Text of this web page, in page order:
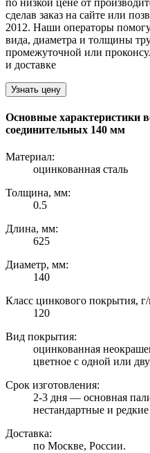
сделав заказ на сайте или
2012. Наши операторы
вида, диаметра и толщины
промежуточной или
и доставке
Узнать цену
Основные характеристики
соединительных 140 мм
Материал:
оцинкованная сталь
Толщина, мм:
0.5
Длина, мм:
625
Диаметр, мм:
140
Класс цинкового покрытия, г/
120
Вид покрытия:
оцинкованная
цветное с одной или
Срок изготовления:
2-3 дня — основная
нестандартные и
Доставка:
по Москве, России.